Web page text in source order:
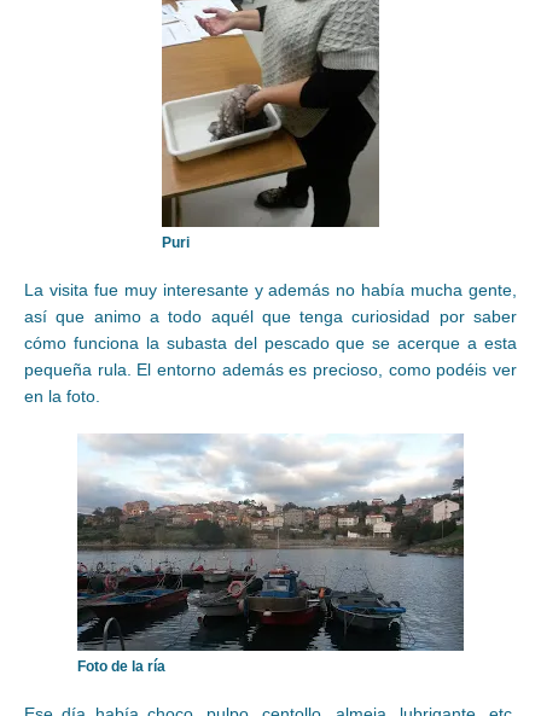
Puri
La visita fue muy interesante y además no había mucha gente,
así que animo a todo aquél que tenga curiosidad por saber
cómo funciona la subasta del pescado que se acerque a esta
pequeña rula. El entorno además es precioso, como podéis ver
en la foto.
Foto de la ría